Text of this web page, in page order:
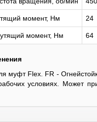
момент, Нм 24
момент, Нм 64
муфт Flex. FR -
условиях. Может